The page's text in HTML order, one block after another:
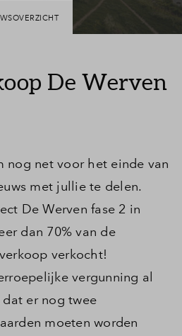
De Werven
nog net voor het einde van
met jullie te delen.
De Werven fase 2 in
dan 70% van de
verkocht!
vergunning al
er nog twee
moeten worden